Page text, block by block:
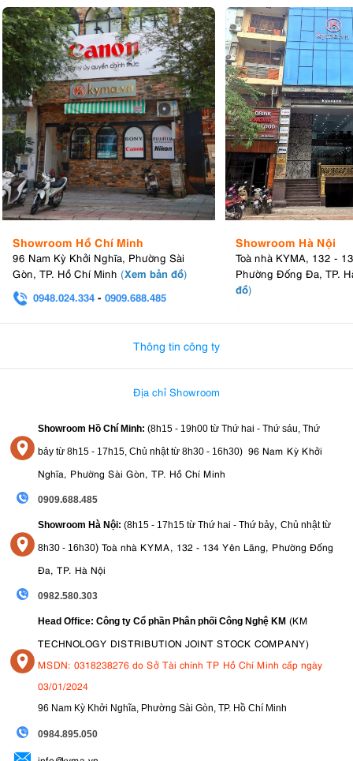
Showroom Hồ Chí Minh
96 Nam Kỳ Khởi Nghĩa, Phường Sài
Gòn, TP. Hồ Chí Minh (Xem bản đồ)
0948.024.334 - 0909.688.485
Showroom Hà Nội
Toà nhà KYMA, 132 -
Phường Đống Đa, TP.
đồ)
Thông tin công ty
Địa chỉ Showroom
Showroom Hồ Chí Minh: (8h15 - 19h00 từ Thứ hai - Thứ sáu, Thứ
bảy từ 8h15 - 17h15, Chủ nhật từ 8h30 - 16h30) 96 Nam Kỳ Khởi
Nghĩa, Phường Sài Gòn, TP. Hồ Chí Minh
0909.688.485
Showroom Hà Nội: (8h15 - 17h15 từ Thứ hai - Thứ bảy, Chủ nhật từ
8h30 - 16h30) Toà nhà KYMA, 132 - 134 Yên Lãng, Phường Đống
Đa, TP. Hà Nội
0982.580.303
Head Office: Công ty Cổ phần Phân phối Công Nghệ KM (KM
TECHNOLOGY DISTRIBUTION JOINT STOCK COMPANY)
MSDN: 0318238276 do Sở Tài chính TP Hồ Chí Minh cấp ngày
03/01/2024
96 Nam Kỳ Khởi Nghĩa, Phường Sài Gòn, TP. Hồ Chí Minh
0984.895.050